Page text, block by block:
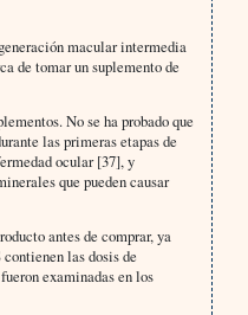
macular intermedia
de tomar un suplemento de
No se ha probado que
las primeras etapas de
ocular [37], y
que pueden causar
antes de comprar, ya
las dosis de
examinadas en los